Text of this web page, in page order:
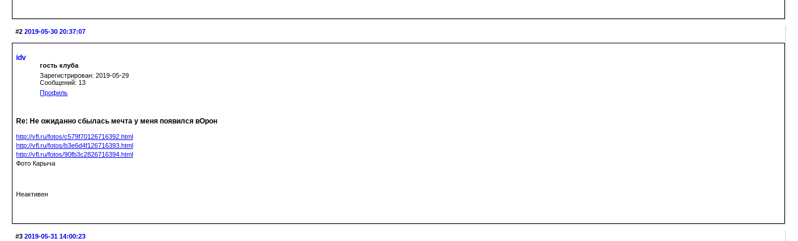
#2 2019-05-30 20:37:07
idv
гость клуба
Зарегистрирован: 2019-05-29
Сообщений: 13
Профиль
Re: Не ожиданно сбылась мечта у меня появился вОрон
http://vfl.ru/fotos/c579f70126716392.html
http://vfl.ru/fotos/b3e6d4f126716393.html
http://vfl.ru/fotos/90fb3c2826716394.html
Фото Карыча
Неактивен
#3 2019-05-31 14:00:23